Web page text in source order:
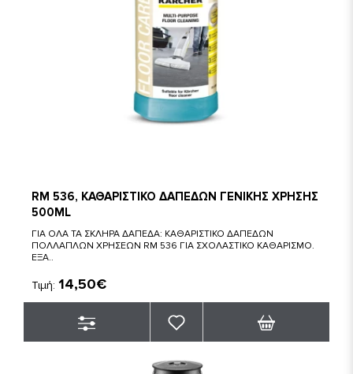
RM 536, ΚΑΘΑΡΙΣΤΙΚΟ ΔΑΠΕΔΩΝ ΓΕΝΙΚΗΣ ΧΡΗΣΗΣ
500ML
ΓΙΑ ΟΛΑ ΤΑ ΣΚΛΗΡΑ ΔΑΠΕΔΑ: ΚΑΘΑΡΙΣΤΙΚΟ ΔΑΠΕΔΩΝ
ΠΟΛΛΑΠΛΩΝ ΧΡΗΣΕΩΝ RM 536 ΓΙΑ ΣΧΟΛΑΣΤΙΚΟ ΚΑΘΑΡΙΣΜΟ.
ΕΞΑ..
Τιμή: 14,50€